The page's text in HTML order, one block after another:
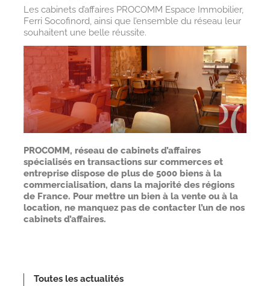
Les cabinets d’affaires PROCOMM Espace Immobilier,
Ferri Socofinord, ainsi que l’ensemble du réseau leur
souhaitent une belle réussite.
PROCOMM, réseau de cabinets d’affaires
spécialisés en transactions sur commerces et
entreprise dispose de plus de 5000 biens à la
commercialisation, dans la majorité des régions
de France. Pour mettre un bien à la vente ou à la
location, ne manquez pas de contacter l’un de nos
cabinets d’affaires.
Toutes les actualités